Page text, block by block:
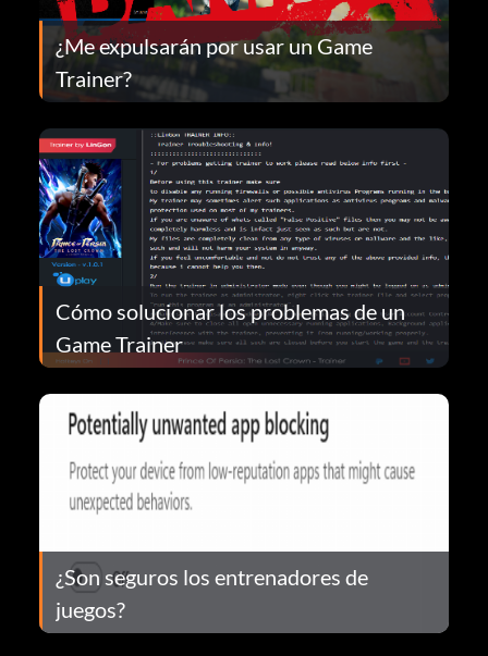
¿Me expulsarán por usar un Game
Trainer?
Cómo solucionar los problemas de un
Game Trainer
¿Son seguros los entrenadores de
juegos?